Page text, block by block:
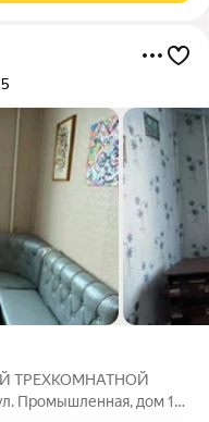
ТРЕХКОМНАТНОЙ
Промышленная, дом 101